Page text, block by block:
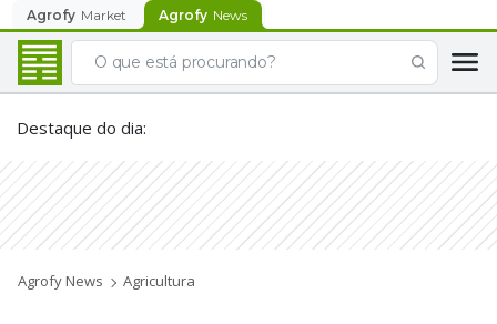
Agrofy Market Agrofy News
Destaque do dia:
Agrofy News Agricultura